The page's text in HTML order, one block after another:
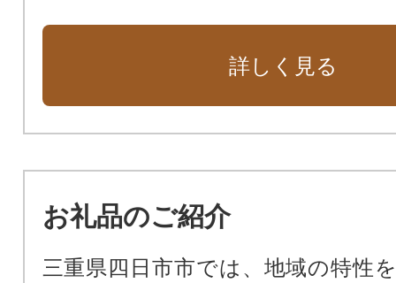
詳しく見る
お礼品のご紹介
三重県四日市市では、地域の特性